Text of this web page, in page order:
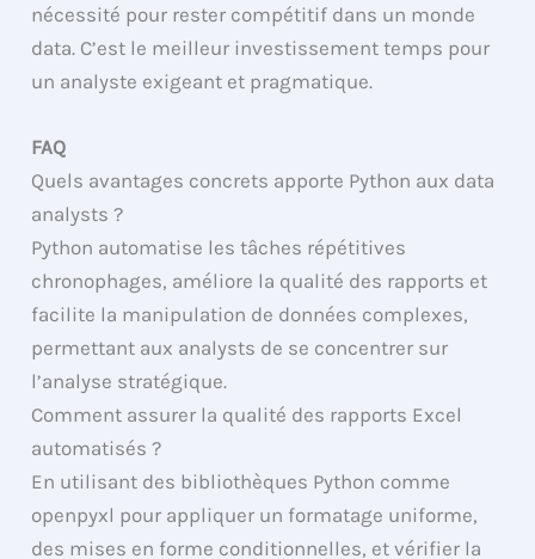
nécessité pour rester compétitif dans un monde
data. C’est le meilleur investissement temps pour
un analyste exigeant et pragmatique.
FAQ
Quels avantages concrets apporte Python aux data
analysts ?
Python automatise les tâches répétitives
chronophages, améliore la qualité des rapports et
facilite la manipulation de données complexes,
permettant aux analysts de se concentrer sur
l’analyse stratégique.
Comment assurer la qualité des rapports Excel
automatisés ?
En utilisant des bibliothèques Python comme
openpyxl pour appliquer un formatage uniforme,
des mises en forme conditionnelles, et vérifier la